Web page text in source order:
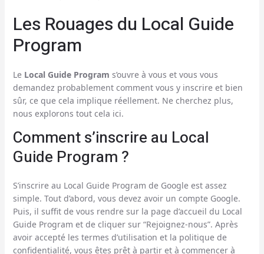
Les Rouages du Local Guide
Program
Le Local Guide Program s’ouvre à vous et vous vous
demandez probablement comment vous y inscrire et bien
sûr, ce que cela implique réellement. Ne cherchez plus,
nous explorons tout cela ici.
Comment s’inscrire au Local
Guide Program ?
S’inscrire au Local Guide Program de Google est assez
simple. Tout d’abord, vous devez avoir un compte Google.
Puis, il suffit de vous rendre sur la page d’accueil du Local
Guide Program et de cliquer sur “Rejoignez-nous”. Après
avoir accepté les termes d’utilisation et la politique de
confidentialité, vous êtes prêt à partir et à commencer à